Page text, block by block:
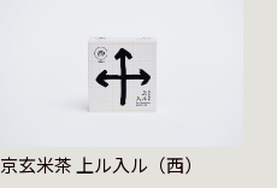
京玄米茶 上ル入ル（西）